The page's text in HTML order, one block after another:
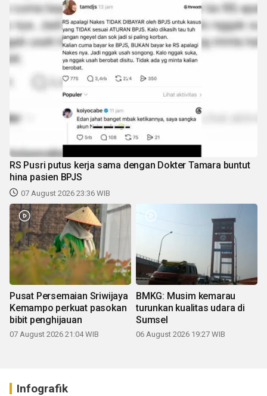
RS Pusri putus kerja sama dengan Dokter Tamara buntut
hina pasien BPJS
07 August 2026 23:36 WIB
Pusat Persemaian Sriwijaya
Kemampo perkuat pasokan
bibit penghijauan
07 August 2026 21:04 WIB
BMKG: Musim kemarau
turunkan kualitas udara di
Sumsel
06 August 2026 19:27 WIB
Infografik